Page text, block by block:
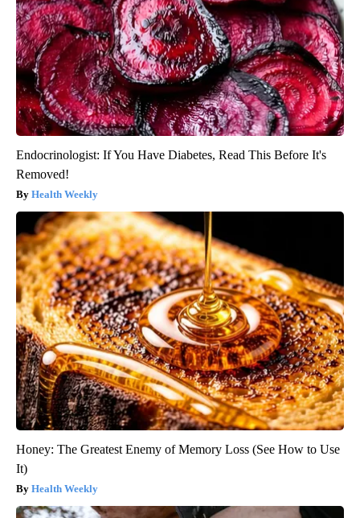
Endocrinologist: If You Have Diabetes, Read This Before It's
Removed!
Health Weekly
Honey: The Greatest Enemy of Memory Loss (See How to Use
It)
Health Weekly